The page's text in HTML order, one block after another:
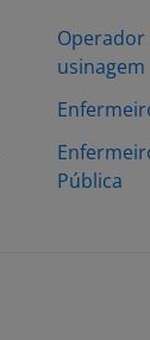
usinagem
Pública